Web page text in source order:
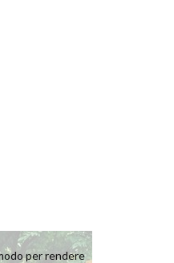
per rendere